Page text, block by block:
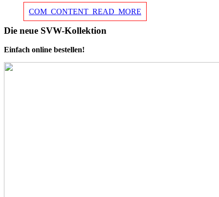
COM_CONTENT_READ_MORE
Die neue SVW-Kollektion
Einfach online bestellen!